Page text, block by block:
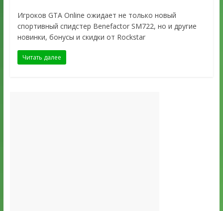
Игроков GTA Online ожидает не только новый
cпортивный спидстер Benefactor SM722, но и другие
новинки, бонусы и скидки от Rockstar
Читать далее